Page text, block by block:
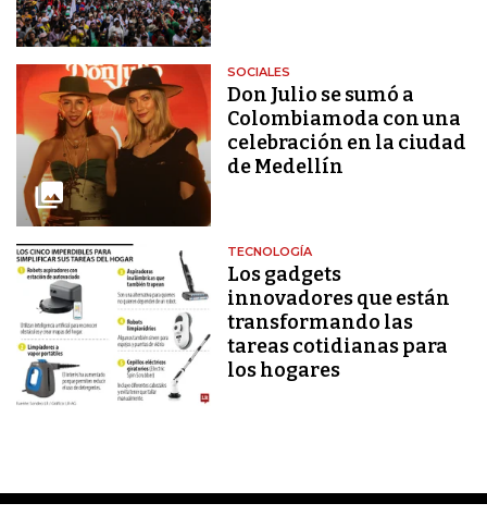
SOCIALES
Don Julio se sumó a
Colombiamoda con una
celebración en la ciudad
de Medellín
TECNOLOGÍA
Los gadgets
innovadores que están
transformando las
tareas cotidianas para
los hogares